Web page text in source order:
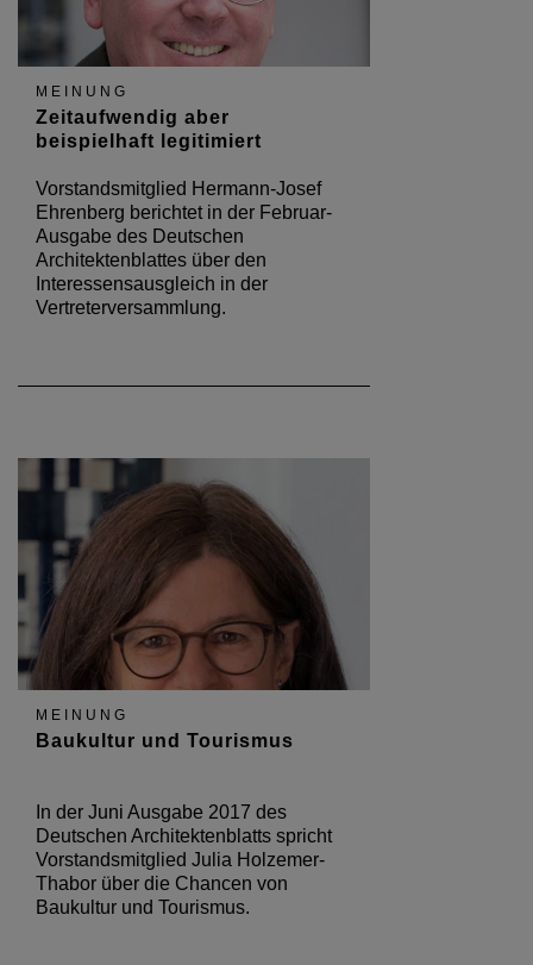
MEINUNG
Zeitaufwendig aber
beispielhaft legitimiert
Vorstandsmitglied Hermann-Josef
Ehrenberg berichtet in der Februar-
Ausgabe des Deutschen
Architektenblattes über den
Interessensausgleich in der
Vertreterversammlung.
MEINUNG
Baukultur und Tourismus
In der Juni Ausgabe 2017 des
Deutschen Architektenblatts spricht
Vorstandsmitglied Julia Holzemer-
Thabor über die Chancen von
Baukultur und Tourismus.